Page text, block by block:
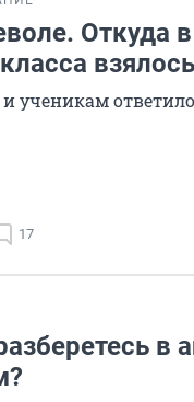
Откуда
ученикам
17
в